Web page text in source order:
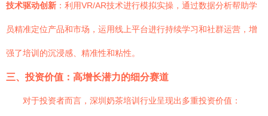
技术驱动创新 ：利用VR/AR技术进行模拟实操，通过数据分析帮助学
员精准定位产品和市场，运用线上平台进行持续学习和社群运营，增
强了培训的沉浸感、精准性和粘性。
三、投资价值：高增长潜力的细分赛道
对于投资者而言，深圳奶茶培训行业呈现出多重投资价值：